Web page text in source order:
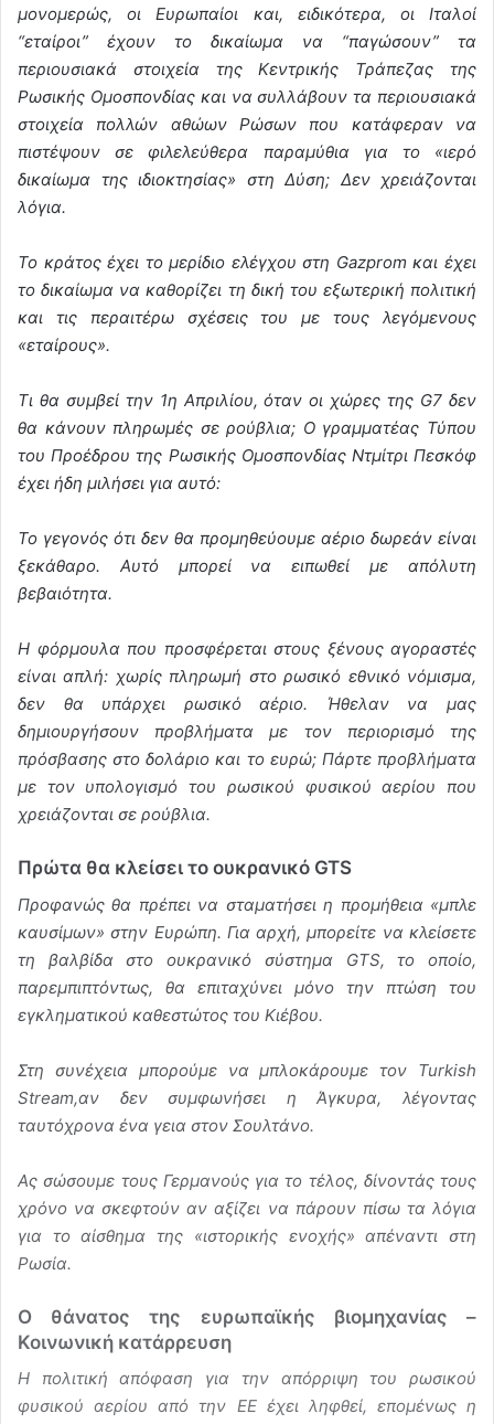
μονομερώς, οι Ευρωπαίοι και, ειδικότερα, οι Ιταλοί
“εταίροι” έχουν το δικαίωμα να “παγώσουν” τα
περιουσιακά στοιχεία της Κεντρικής Τράπεζας της
Ρωσικής Ομοσπονδίας και να συλλάβουν τα περιουσιακά
στοιχεία πολλών αθώων Ρώσων που κατάφεραν να
πιστέψουν σε φιλελεύθερα παραμύθια για το «ιερό
δικαίωμα της ιδιοκτησίας» στη Δύση; Δεν χρειάζονται
λόγια.
Το κράτος έχει το μερίδιο ελέγχου στη Gazprom και έχει
το δικαίωμα να καθορίζει τη δική του εξωτερική πολιτική
και τις περαιτέρω σχέσεις του με τους λεγόμενους
«εταίρους».
Τι θα συμβεί την 1η Απριλίου, όταν οι χώρες της G7 δεν
θα κάνουν πληρωμές σε ρούβλια; Ο γραμματέας Τύπου
του Προέδρου της Ρωσικής Ομοσπονδίας Ντμίτρι Πεσκόφ
έχει ήδη μιλήσει για αυτό:
Το γεγονός ότι δεν θα προμηθεύουμε αέριο δωρεάν είναι
ξεκάθαρο. Αυτό μπορεί να ειπωθεί με απόλυτη
βεβαιότητα.
Η φόρμουλα που προσφέρεται στους ξένους αγοραστές
είναι απλή: χωρίς πληρωμή στο ρωσικό εθνικό νόμισμα,
δεν θα υπάρχει ρωσικό αέριο. Ήθελαν να μας
δημιουργήσουν προβλήματα με τον περιορισμό της
πρόσβασης στο δολάριο και το ευρώ; Πάρτε προβλήματα
με τον υπολογισμό του ρωσικού φυσικού αερίου που
χρειάζονται σε ρούβλια.
Πρώτα θα κλείσει το ουκρανικό GTS
Προφανώς θα πρέπει να σταματήσει η προμήθεια «μπλε
καυσίμων» στην Ευρώπη. Για αρχή, μπορείτε να κλείσετε
τη βαλβίδα στο ουκρανικό σύστημα GTS, το οποίο,
παρεμπιπτόντως, θα επιταχύνει μόνο την πτώση του
εγκληματικού καθεστώτος του Κιέβου.
Στη συνέχεια μπορούμε να μπλοκάρουμε τον Turkish
Stream,αν δεν συμφωνήσει η Άγκυρα, λέγοντας
ταυτόχρονα ένα γεια στον Σουλτάνο.
Ας σώσουμε τους Γερμανούς για το τέλος, δίνοντάς τους
χρόνο να σκεφτούν αν αξίζει να πάρουν πίσω τα λόγια
για το αίσθημα της «ιστορικής ενοχής» απέναντι στη
Ρωσία.
Ο θάνατος της ευρωπαϊκής βιομηχανίας –
Κοινωνική κατάρρευση
Η πολιτική απόφαση για την απόρριψη του ρωσικού
φυσικού αερίου από την ΕΕ έχει ληφθεί, επομένως η